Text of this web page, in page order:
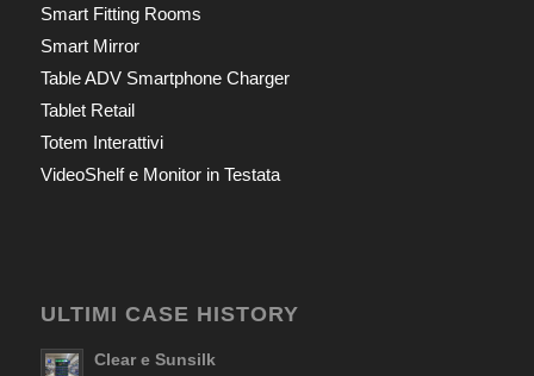
Smart Fitting Rooms
Smart Mirror
Table ADV Smartphone Charger
Tablet Retail
Totem Interattivi
VideoShelf e Monitor in Testata
ULTIMI CASE HISTORY
Clear e Sunsilk